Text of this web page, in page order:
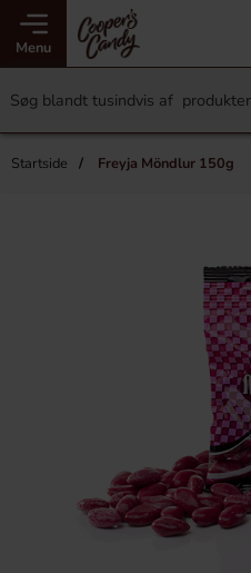
Menu
Startside Freyja Möndlur 150g